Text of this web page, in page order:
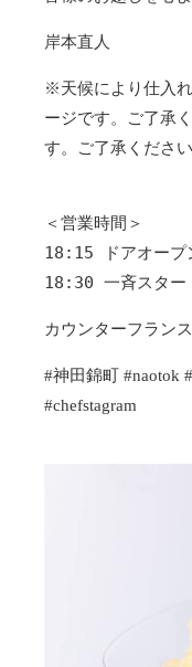
岸本直人
※天候により仕入
ージです。ご了承
す。ご了承ください
＜営業時間＞
18:15 ドアオープ
18:30 一斉スター
カウンターフラン
#神田錦町 #naotok
#chefstagram